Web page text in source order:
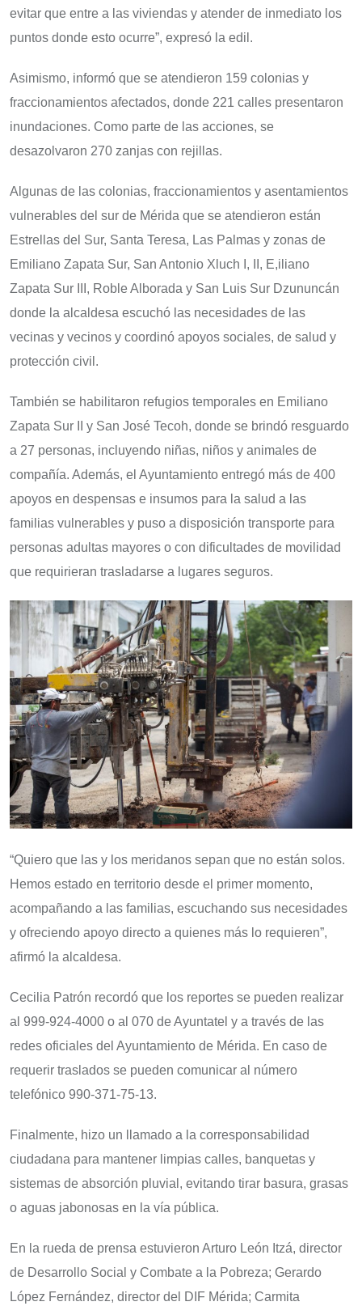
evitar que entre a las viviendas y atender de inmediato los
puntos donde esto ocurre”, expresó la edil.
Asimismo, informó que se atendieron 159 colonias y
fraccionamientos afectados, donde 221 calles presentaron
inundaciones. Como parte de las acciones, se
desazolvaron 270 zanjas con rejillas.
Algunas de las colonias, fraccionamientos y asentamientos
vulnerables del sur de Mérida que se atendieron están
Estrellas del Sur, Santa Teresa, Las Palmas y zonas de
Emiliano Zapata Sur, San Antonio Xluch I, II, E,iliano
Zapata Sur III, Roble Alborada y San Luis Sur Dzununcán
donde la alcaldesa escuchó las necesidades de las
vecinas y vecinos y coordinó apoyos sociales, de salud y
protección civil.
También se habilitaron refugios temporales en Emiliano
Zapata Sur II y San José Tecoh, donde se brindó resguardo
a 27 personas, incluyendo niñas, niños y animales de
compañía. Además, el Ayuntamiento entregó más de 400
apoyos en despensas e insumos para la salud a las
familias vulnerables y puso a disposición transporte para
personas adultas mayores o con dificultades de movilidad
que requirieran trasladarse a lugares seguros.
“Quiero que las y los meridanos sepan que no están solos.
Hemos estado en territorio desde el primer momento,
acompañando a las familias, escuchando sus necesidades
y ofreciendo apoyo directo a quienes más lo requieren”,
afirmó la alcaldesa.
Cecilia Patrón recordó que los reportes se pueden realizar
al 999-924-4000 o al 070 de Ayuntatel y a través de las
redes oficiales del Ayuntamiento de Mérida. En caso de
requerir traslados se pueden comunicar al número
telefónico 990-371-75-13.
Finalmente, hizo un llamado a la corresponsabilidad
ciudadana para mantener limpias calles, banquetas y
sistemas de absorción pluvial, evitando tirar basura, grasas
o aguas jabonosas en la vía pública.
En la rueda de prensa estuvieron Arturo León Itzá, director
de Desarrollo Social y Combate a la Pobreza; Gerardo
López Fernández, director del DIF Mérida; Carmita